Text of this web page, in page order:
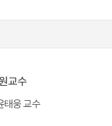
교수
태웅 교수